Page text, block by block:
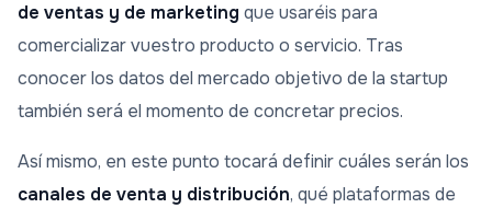
de ventas y de marketing que usaréis para
comercializar vuestro producto o servicio. Tras
conocer los datos del mercado objetivo de la startup
también será el momento de concretar precios.
Así mismo, en este punto tocará definir cuáles serán los
canales de venta y distribución, qué plataformas de